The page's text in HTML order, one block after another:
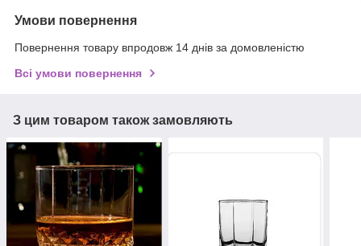
Умови повернення
Повернення товару впродовж 14 днів за домовленістю
Всі умови повернення
З цим товаром також замовляють